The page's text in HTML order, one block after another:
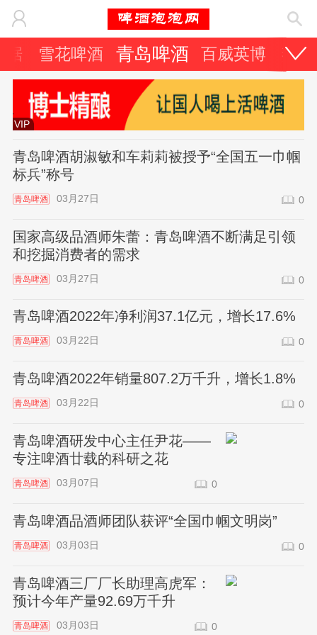
据 雪花啤酒 青岛啤酒 百威英博 燕
VIP
青岛啤酒胡淑敏和车莉莉被授予“全国五一巾帼
标兵”称号
青岛啤酒 03月27日 0
国家高级品酒师朱蕾：青岛啤酒不断满足引领
和挖掘消费者的需求
青岛啤酒 03月27日 0
青岛啤酒2022年净利润37.1亿元，增长17.6%
青岛啤酒 03月22日 0
青岛啤酒2022年销量807.2万千升，增长1.8%
青岛啤酒 03月22日 0
青岛啤酒研发中心主任尹花——
专注啤酒廿载的科研之花
青岛啤酒 03月07日 0
青岛啤酒品酒师团队获评“全国巾帼文明岗”
青岛啤酒 03月03日 0
青岛啤酒三厂厂长助理高虎军：
预计今年产量92.69万千升
青岛啤酒 03月03日 0